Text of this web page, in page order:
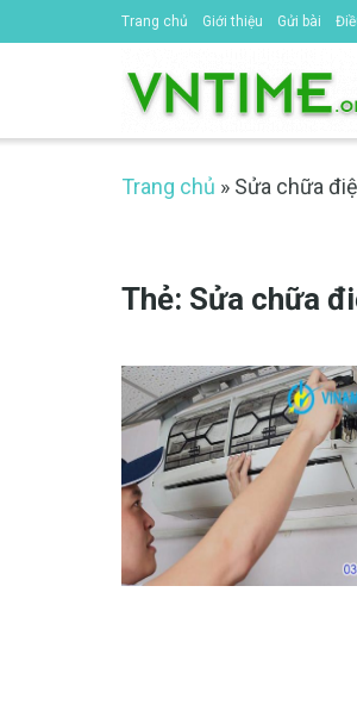
Trang chủ Giới thiệu Gửi bài
Trang chủ » Sửa chữa
Thẻ: Sửa chữa